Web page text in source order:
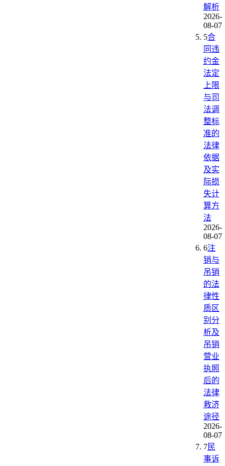
解析
2026-
08-07
5合
同违
约金
法定
上限
与司
法调
整标
准的
法律
依据
及实
际损
失计
算方
法
2026-
08-07
6注
销与
吊销
的法
律性
质区
别分
析及
吊销
营业
执照
后的
法律
救济
途径
2026-
08-07
7民
事诉